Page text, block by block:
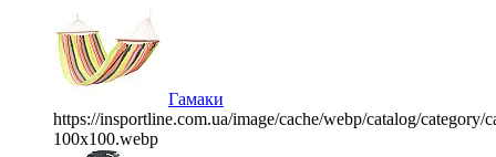
Гамаки
https://insportline.com.ua/image/cache/webp/catalog/category/
100x100.webp